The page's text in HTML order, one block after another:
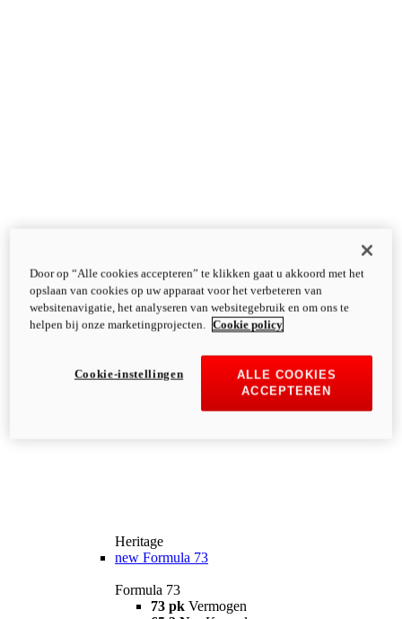
Heritage
new Formula 73
Formula 73
73 pk Vermogen
Door op “Alle cookies accepteren” te klikken gaat u akkoord met het
opslaan van cookies op uw apparaat voor het verbeteren van
websitenavigatie, het analyseren van websitegebruik en om ons te
helpen bij onze marketingprojecten.
Cookie policy
ALLE COOKIES
ACCEPTEREN
Cookie-instellingen